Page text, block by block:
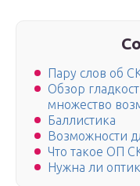
Пару слов об
Обзор
множество
Баллистика
Возможности
Что такое ОП
Нужна ли